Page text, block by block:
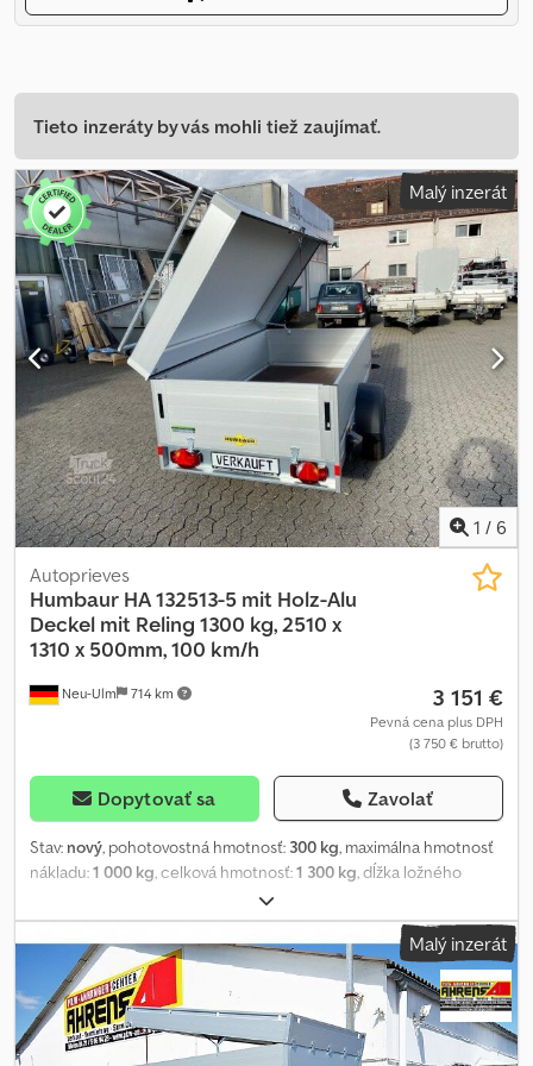
Tieto inzeráty by vás mohli tiež zaujímať.
Malý inzerát
1 / 6
Neu-Ulm 714 km
Autoprieves
Humbaur HA 132513-5 mit Holz-Alu
Deckel mit Reling 1300 kg, 2510 x
1310 x 500mm, 100 km/h
3 151 €
Pevná cena plus DPH
(3 750 € brutto)
Dopytovať sa Zavolať
Stav: nový, pohotovostná hmotnosť: 300 kg, maximálna hmotnosť
nákladu:1 000 kg , celková hmotnosť:1 300 kg , dĺžka ložného
, šírka ložného priestoru:
ložného priestoru:650 mm, objem nakladacieho priestoru:2,3 m³,
farba:iný, stavebná výška:1 355 mm, pracovná šírka:1 810 mm,
Výrobca: Humbaur Typ: Nízkonosný príves Alu HA 132513-5
Povolená celková hmotnosť: 1300 kg Nosnosť: 1000 kg
Pohotovostná hmotnosť: 300 kg Rozmery ložnej plochy: 2510 x
1310 x 500 mm Pneumatiky: 14 palcov Výška nakladania: 530 mm
Malý inzerát